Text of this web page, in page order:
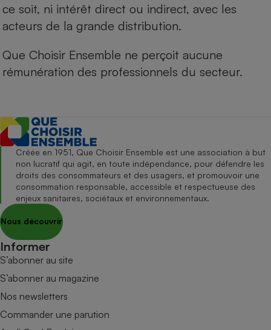
ce soit, ni intérêt direct ou indirect, avec les
acteurs de la grande distribution.
Que Choisir Ensemble ne perçoit aucune
rémunération des professionnels du secteur.
Créée en 1951, Que Choisir Ensemble est une association à but
non lucratif qui agit, en toute indépendance, pour défendre les
droits des consommateurs et des usagers, et promouvoir une
consommation responsable, accessible et respectueuse des
enjeux sanitaires, sociétaux et environnementaux.
Nous découvrir
Informer
S’abonner au site
S’abonner au magazine
Nos newsletters
Commander une parution